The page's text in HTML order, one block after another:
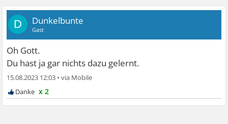
D Dunkelbunte
Gast
Oh Gott.
Du hast ja gar nichts dazu gelernt.
15.08.2023 12:03 •
x 2